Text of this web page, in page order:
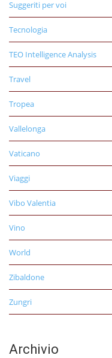
Suggeriti per voi
Tecnologia
TEO Intelligence Analysis
Travel
Tropea
Vallelonga
Vaticano
Viaggi
Vibo Valentia
Vino
World
Zibaldone
Zungri
Archivio